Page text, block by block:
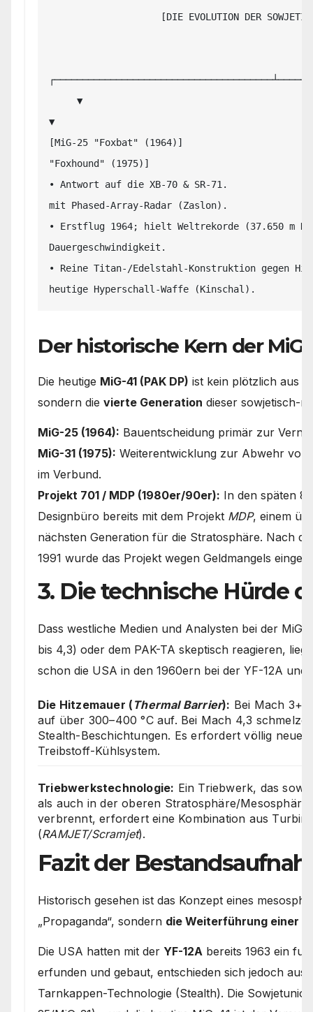
▼
[MiG-25 "Foxbat" (1964)]
"Foxhound" (1975)]
• Antwort auf die XB-70 & SR-71.
mit Phased-Array-Radar (Zaslon).
• Erstflug 1964; hielt Weltrekorde (37.650
Dauergeschwindigkeit.
• Reine Titan-/Edelstahl-Konstruktion
Der historische Kern der MiG-
Die heutige MiG-41 (PAK DP) ist kein plötzlich aus
sondern die vierte Generation dieser sowjetisch-
MiG-25 (1964): Bauentscheidung primär zur
MiG-31 (1975): Weiterentwicklung zur Abwehr
im Verbund.
Projekt 701 / MDP (1980er/90er): In den späten
Designbüro bereits mit dem Projekt MDP, einem
nächsten Generation für die Stratosphäre. Nach
1991 wurde das Projekt wegen Geldmangels
3. Die technische Hürde
Dass westliche Medien und Analysten bei der
bis 4,3) oder dem PAK-TA skeptisch reagieren,
schon die USA in den 1960ern bei der YF-12A und
Die Hitzemauer ( Thermal Barrier): Bei Mach 3+
auf über 300–400 °C auf. Bei Mach 4,3
Stealth-Beschichtungen. Es erfordert völlig neue
Treibstoff-Kühlsystem.
Triebwerkstechnologie: Ein Triebwerk, das
als auch in der oberen Stratosphäre/
verbrennt, erfordert eine Kombination aus
(RAMJET/Scramjet).
Fazit der
Historisch gesehen ist das Konzept eines
„Propaganda“, sondern die Weiterführung einer
Die USA hatten mit der YF-12A bereits 1963 ein
erfunden und gebaut, entschieden sich jedoch
Tarnkappen-Technologie (Stealth). Die